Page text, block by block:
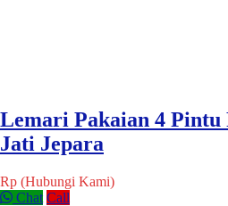
Lemari Pakaian 4 Pintu
Jati Jepara
Rp (Hubungi Kami)
Chat Call